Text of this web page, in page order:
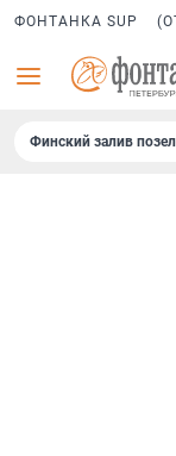
ФОНТАНКА SUP
Финский залив